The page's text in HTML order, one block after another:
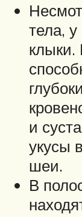
тела,
клыки.
и
укусы
шеи.
В